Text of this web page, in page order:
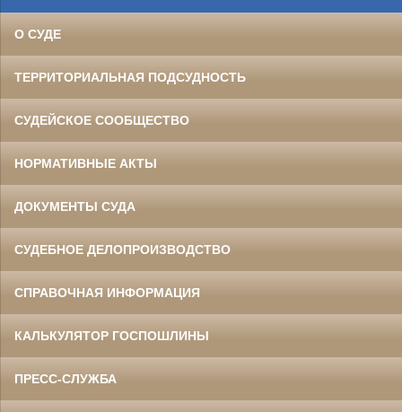
О СУДЕ
ТЕРРИТОРИАЛЬНАЯ ПОДСУДНОСТЬ
СУДЕЙСКОЕ СООБЩЕСТВО
НОРМАТИВНЫЕ АКТЫ
ДОКУМЕНТЫ СУДА
СУДЕБНОЕ ДЕЛОПРОИЗВОДСТВО
СПРАВОЧНАЯ ИНФОРМАЦИЯ
КАЛЬКУЛЯТОР ГОСПОШЛИНЫ
ПРЕСС-СЛУЖБА